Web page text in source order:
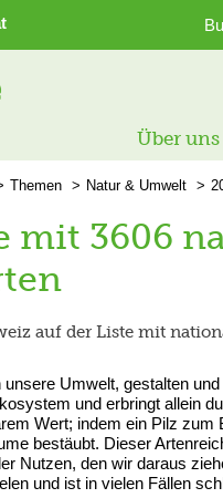
Über uns
Themen Natur & Umwelt
mit 3606
auf der Liste mit
Umwelt, gestalten
und erbringt allein
Wert; indem ein Pilz zum
bestäubt. Dieser
Nutzen, den wir daraus
und ist in vielen Fällen